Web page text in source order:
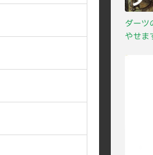
ダーツ
やせま